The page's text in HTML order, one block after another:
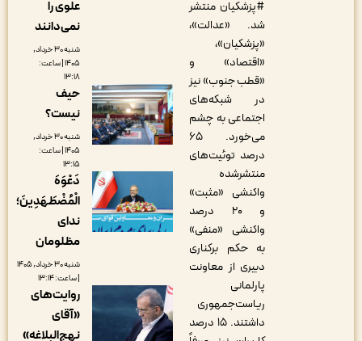
#پزشکیان منتشر
شد. «عدالت»،
«پزشکیان»،
«اقتصاد» و
«قطب جنوب» نیز
در شبکه‌های
اجتماعی به چشم
می‌خورد. ۶۵
درصد توئیت‌های
منتشرشده
واکنشی «مثبت»
و ۲۰ درصد
واکنشی «منفی»
به حکم برکناری
دبیری از معاونت
ریاست‌جمهوری
داشتند. ۱۵ درصد
نمی‌دانند
شنبه ۳۰ خرداد,
۱۴۰۵ | ساعت:
حیف
نیست؟
شنبه ۳۰ خرداد,
۱۴۰۵ | ساعت:
دَعْوَهَ
الْمُضْطَهَدِینَ؛
ندای
مظلومان
شنبه ۳۰ خرداد, ۱۴۰۵
روایت‌های
«آقای
نهج‌البلاغه»